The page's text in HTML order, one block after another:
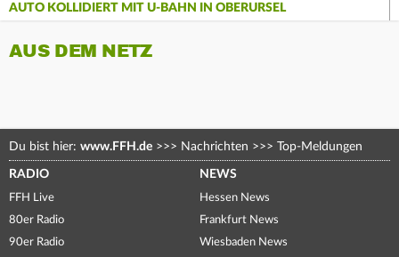
AUTO KOLLIDIERT MIT U-BAHN IN OBERURSEL
AUS DEM NETZ
Du bist hier: www.FFH.de >>> Nachrichten >>> Top-Meldungen
RADIO
FFH Live
80er Radio
90er Radio
NEWS
Hessen News
Frankfurt News
Wiesbaden News